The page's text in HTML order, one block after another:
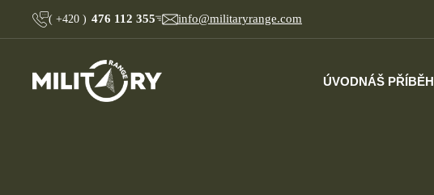
( +420 ) 476 112 355 info@militaryrange.com
ÚVODNÁŠ PŘÍBĚH